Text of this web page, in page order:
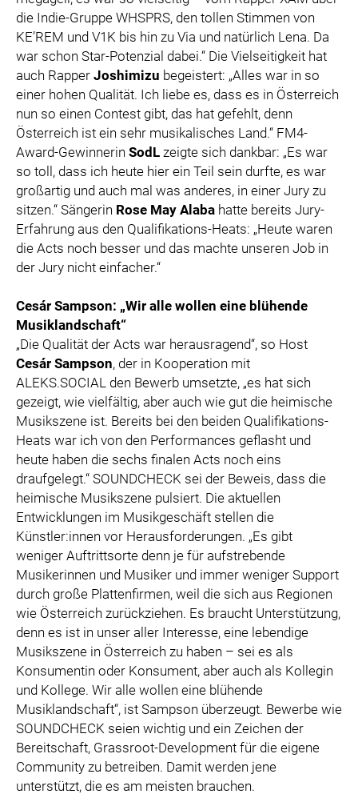
die Indie-Gruppe WHSPRS, den tollen Stimmen von
KE’REM und V1K bis hin zu Via und natürlich Lena. Da
war schon Star-Potenzial dabei.“ Die Vielseitigkeit hat
auch Rapper Joshimizu begeistert: „Alles war in so
einer hohen Qualität. Ich liebe es, dass es in Österreich
nun so einen Contest gibt, das hat gefehlt, denn
Österreich ist ein sehr musikalisches Land.“ FM4-
Award-Gewinnerin SodL zeigte sich dankbar: „Es war
so toll, dass ich heute hier ein Teil sein durfte, es war
großartig und auch mal was anderes, in einer Jury zu
sitzen.“ Sängerin Rose May Alaba hatte bereits Jury-
Erfahrung aus den Qualifikations-Heats: „Heute waren
die Acts noch besser und das machte unseren Job in
der Jury nicht einfacher.“
Cesár Sampson: „Wir alle wollen eine blühende
Musiklandschaft“
„Die Qualität der Acts war herausragend“, so Host
Cesár Sampson, der in Kooperation mit
ALEKS.SOCIAL den Bewerb umsetzte, „es hat sich
gezeigt, wie vielfältig, aber auch wie gut die heimische
Musikszene ist. Bereits bei den beiden Qualifikations-
Heats war ich von den Performances geflasht und
heute haben die sechs finalen Acts noch eins
draufgelegt.“ SOUNDCHECK sei der Beweis, dass die
heimische Musikszene pulsiert. Die aktuellen
Entwicklungen im Musikgeschäft stellen die
Künstler:innen vor Herausforderungen. „Es gibt
weniger Auftrittsorte denn je für aufstrebende
Musikerinnen und Musiker und immer weniger Support
durch große Plattenfirmen, weil die sich aus Regionen
wie Österreich zurückziehen. Es braucht Unterstützung,
denn es ist in unser aller Interesse, eine lebendige
Musikszene in Österreich zu haben – sei es als
Konsumentin oder Konsument, aber auch als Kollegin
und Kollege. Wir alle wollen eine blühende
Musiklandschaft“, ist Sampson überzeugt. Bewerbe wie
SOUNDCHECK seien wichtig und ein Zeichen der
Bereitschaft, Grassroot-Development für die eigene
Community zu betreiben. Damit werden jene
unterstützt, die es am meisten brauchen.